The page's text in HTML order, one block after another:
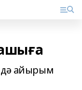
айырым